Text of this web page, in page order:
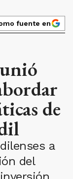
fuente en
de
a
del